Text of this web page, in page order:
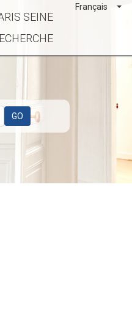
SEINE
Français
GO